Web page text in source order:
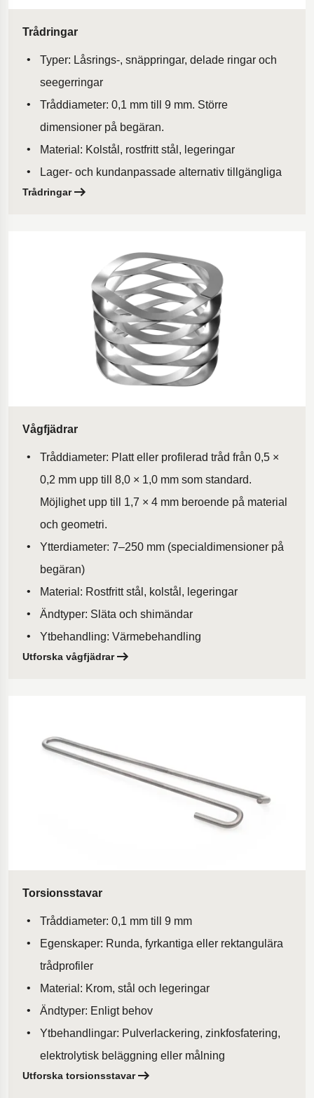
Trådringar
Typer: Låsrings-, snäppringar, delade ringar och
seegerringar
Tråddiameter: 0,1 mm till 9 mm. Större
dimensioner på begäran.
Material: Kolstål, rostfritt stål, legeringar
Lager- och kundanpassade alternativ tillgängliga
Trådringar
Vågfjädrar
Tråddiameter: Platt eller profilerad tråd från 0,5 ×
0,2 mm upp till 8,0 × 1,0 mm som standard.
Möjlighet upp till 1,7 × 4 mm beroende på material
och geometri.
Ytterdiameter: 7–250 mm (specialdimensioner på
begäran)
Material: Rostfritt stål, kolstål, legeringar
Ändtyper: Släta och shimändar
Ytbehandling: Värmebehandling
Utforska vågfjädrar
Torsionsstavar
Tråddiameter: 0,1 mm till 9 mm
Egenskaper: Runda, fyrkantiga eller rektangulära
trådprofiler
Material: Krom, stål och legeringar
Ändtyper: Enligt behov
Ytbehandlingar: Pulverlackering, zinkfosfatering,
elektrolytisk beläggning eller målning
Utforska torsionsstavar